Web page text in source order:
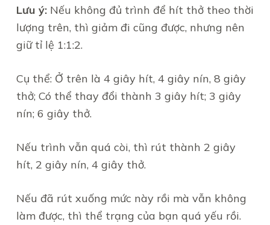
Lưu ý:Nếu không đủ trình để hít thở theo thời
lượng trên, thì giảm đi cũng được, nhưng nên
giữ tỉ lệ 1:1:2.
Cụ thể: Ở trên là 4 giây hít, 4 giây nín, 8 giây
thở; Có thể thay đổi thành 3 giây hít; 3 giây
nín; 6 giây thở.
Nếu trình vẫn quá còi, thì rút thành 2 giây
hít, 2 giây nín, 4 giây thở.
Nếu đã rút xuống mức này rồi mà vẫn không
làm được, thì thể trạng của bạn quá yếu rồi.